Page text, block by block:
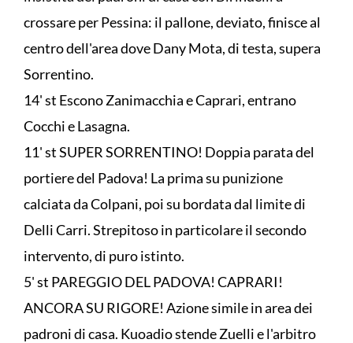
crossare per Pessina: il pallone, deviato, finisce al
centro dell'area dove Dany Mota, di testa, supera
Sorrentino.
14' st Escono Zanimacchia e Caprari, entrano
Cocchi e Lasagna.
11' st SUPER SORRENTINO! Doppia parata del
portiere del Padova! La prima su punizione
calciata da Colpani, poi su bordata dal limite di
Delli Carri. Strepitoso in particolare il secondo
intervento, di puro istinto.
5' st PAREGGIO DEL PADOVA! CAPRARI!
ANCORA SU RIGORE! Azione simile in area dei
padroni di casa. Kuoadio stende Zuelli e l'arbitro